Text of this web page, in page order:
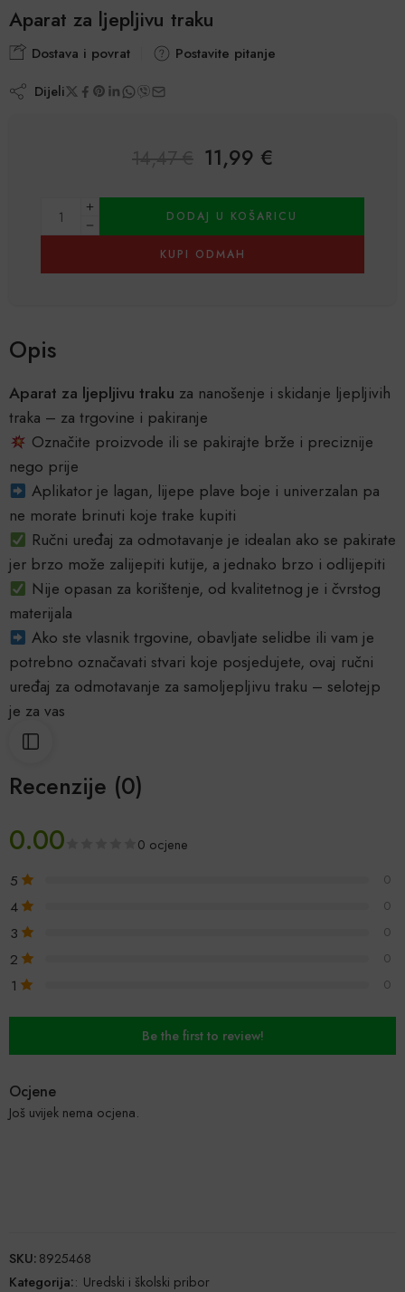
Aparat za ljepljivu traku
Dostava i povrat Postavite pitanje
Dijeli
14,47 11,99 €
DODAJ U KOŠARICU
KUPI ODMAH
Alternative:
Opis
Aparat za ljepljivu traku za nanošenje i skidanje ljepljivih
traka – za trgovine i pakiranje
Označite proizvode ili se pakirajte brže i preciznije
nego prije
Aplikator je lagan, lijepe plave boje i univerzalan pa
ne morate brinuti koje trake kupiti
Ručni uređaj za odmotavanje je idealan ako se pakirate
jer brzo može zalijepiti kutije, a jednako brzo i odlijepiti
Nije opasan za korištenje, od kvalitetnog je i čvrstog
materijala
Ako ste vlasnik trgovine, obavljate selidbe ili vam je
potrebno označavati stvari koje posjedujete, ovaj ručni
uređaj za odmotavanje za samoljepljivu traku – selotejp
je za vas
Recenzije (0)
0.00 0 ocjene
5 0
4 0
3 0
2 0
1 0
Be the first to review!
Ocjene
Još uvijek nema ocjena.
SKU:8925468
Kategorija:: Uredski i školski pribor